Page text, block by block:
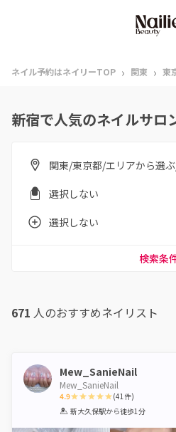
ネイル予約はネイリーTOP › 関東 › 東
新宿で人気のネイルサロ
関東/東京都/エリアから選
選択しない
選択しない
検索条
671 人のおすすめネイリスト
Mew_SanieNail
Mew_SanieNail
4.9
1 2 3 4 5
(41件)
新大久保駅から徒歩1分